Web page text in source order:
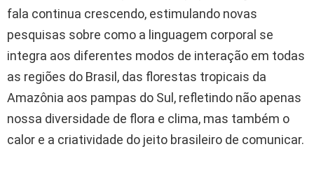
fala continua crescendo, estimulando novas
pesquisas sobre como a linguagem corporal se
integra aos diferentes modos de interação em todas
as regiões do Brasil, das florestas tropicais da
Amazônia aos pampas do Sul, refletindo não apenas
nossa diversidade de flora e clima, mas também o
calor e a criatividade do jeito brasileiro de comunicar.